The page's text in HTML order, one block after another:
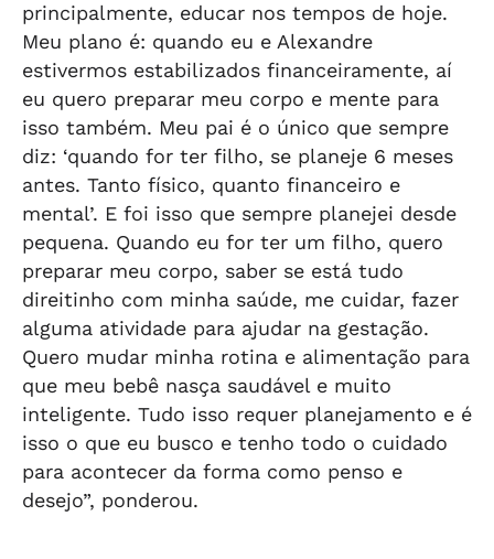
principalmente, educar nos tempos de hoje.
Meu plano é: quando eu e Alexandre
estivermos estabilizados financeiramente, aí
eu quero preparar meu corpo e mente para
isso também. Meu pai é o único que sempre
diz: ‘quando for ter filho, se planeje 6 meses
antes. Tanto físico, quanto financeiro e
mental’. E foi isso que sempre planejei desde
pequena. Quando eu for ter um filho, quero
preparar meu corpo, saber se está tudo
direitinho com minha saúde, me cuidar, fazer
alguma atividade para ajudar na gestação.
Quero mudar minha rotina e alimentação para
que meu bebê nasça saudável e muito
inteligente. Tudo isso requer planejamento e é
isso o que eu busco e tenho todo o cuidado
para acontecer da forma como penso e
desejo”, ponderou.